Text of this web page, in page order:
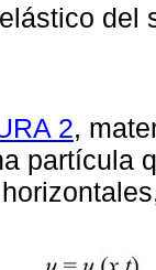
del
2,
partícula